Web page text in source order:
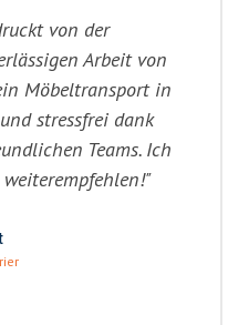
von der
Arbeit von
Möbeltransport in
stressfrei dank
Teams. Ich